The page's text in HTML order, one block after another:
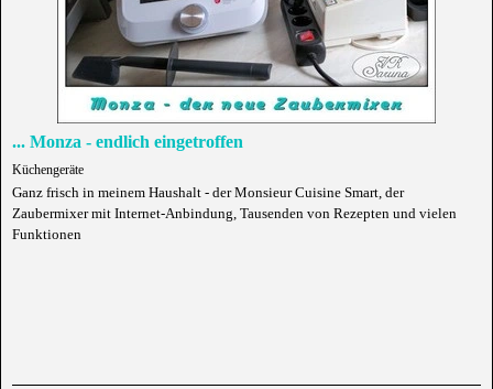
... Monza - endlich eingetroffen
Küchengeräte
Ganz frisch in meinem Haushalt - der Monsieur Cuisine Smart, der
Zaubermixer mit Internet-Anbindung, Tausenden von Rezepten und vielen
Funktionen